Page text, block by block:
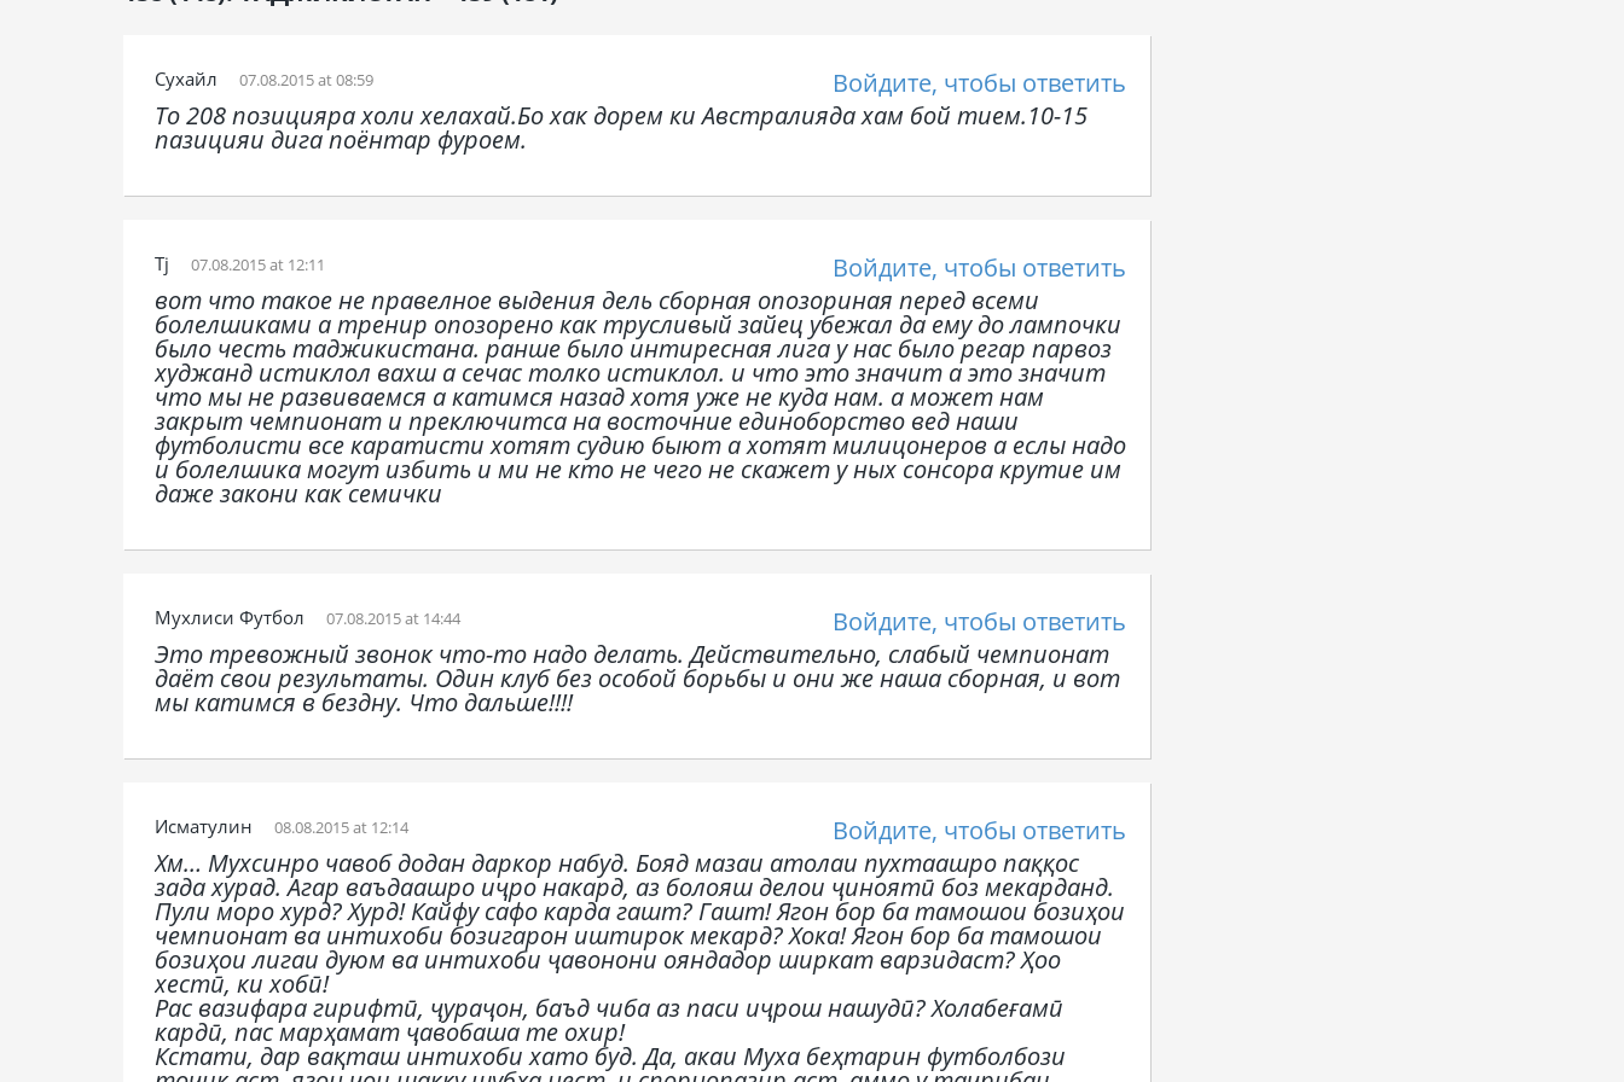
Cухайл 07.08.2015 at 08:59
Войдите, чтобы ответить
То 208 позицияра холи хелахай.Бо хак дорем ки Австралияда хам бой тием.10-15
пазицияи дига поёнтар фуроем.
Tj 07.08.2015 at 12:11
Войдите, чтобы ответить
вот что такое не правелное выдения дель сборная опозориная перед всеми
болелшиками а тренир опозорено как трусливый зайец убежал да ему до лампочки
было честь таджикистана. ранше было интиресная лига у нас было регар парвоз
худжанд истиклол вахш а сечас толко истиклол. и что это значит а это значит
что мы не развиваемся а катимся назад хотя уже не куда нам. а может нам
закрыт чемпионат и преключитса на восточние единоборство вед наши
футболисти все каратисти хотят судию быют а хотят милицонеров а еслы надо
и болелшика могут избить и ми не кто не чего не скажет у ных сонсора крутие им
даже закони как семички
Мухлиси Футбол 07.08.2015 at 14:44
Войдите, чтобы ответить
Это тревожный звонок что-то надо делать. Действительно, слабый чемпионат
даёт свои результаты. Один клуб без особой борьбы и они же наша сборная, и вот
мы катимся в бездну. Что дальше!!!!
Исматулин 08.08.2015 at 12:14
Войдите, чтобы ответить
Хм… Мухсинро чавоб додан даркор набуд. Бояд мазаи атолаи пухтаашро паққос
зада хурад. Агар ваъдаашро иҷро накард, аз болояш делои ҷиноятӣ боз мекарданд.
Пули моро хурд? Хурд! Кайфу сафо карда гашт? Гашт! Ягон бор ба тамошои бозиҳои
чемпионат ва интихоби бозигарон иштирок мекард? Хока! Ягон бор ба тамошои
бозиҳои лигаи дуюм ва интихоби ҷавонони ояндадор ширкат варзидаст? Ҳоо
хестӣ, ки хобӣ!
Рас вазифара гирифтӣ, ҷураҷон, баъд чиба аз паси иҷрош нашудӣ? Холабеғамӣ
кардӣ, пас марҳамат ҷавобаша те охир!
Кстати, дар вақташ интихоби хато буд. Да, акаи Муха беҳтарин футболбози